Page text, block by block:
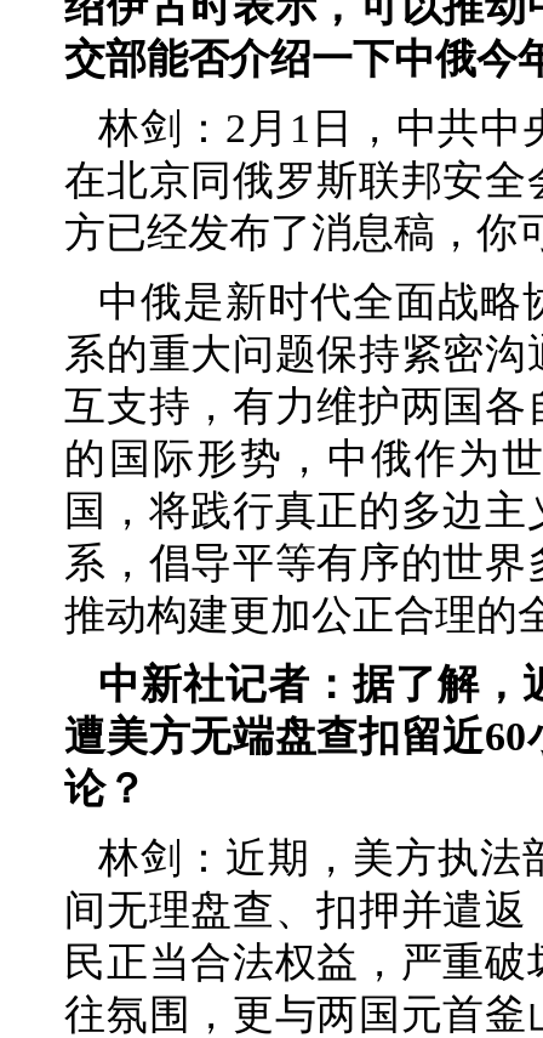
交部能否介绍一下中俄今
林剑：2月1日，中共中
在北京同俄罗斯联邦安
方已经发布了消息稿，你
中俄是新时代全面战略
系的重大问题保持紧密
互支持，有力维护两国
的国际形势，中俄作为
国，将践行真正的多边
系，倡导平等有序的世
推动构建更加公正合理的
中新社记者：据了解，
遭美方无端盘查扣留近
论？
林剑：近期，美方执法
间无理盘查、扣押并遣
民正当合法权益，严重
往氛围，更与两国元首